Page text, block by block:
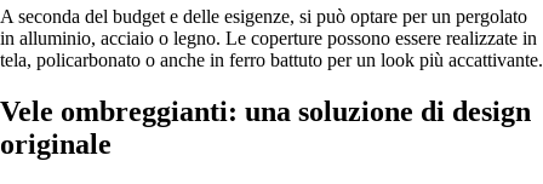
A seconda del budget e delle esigenze, si può optare per un pergolato
in alluminio, acciaio o legno. Le coperture possono essere realizzate in
tela, policarbonato o anche in ferro battuto per un look più accattivante.
Vele ombreggianti: una soluzione di design
originale